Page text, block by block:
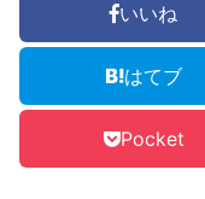
いいね
はてブ
Pocket